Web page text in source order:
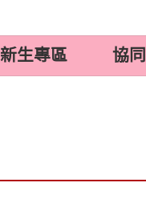
新生專區 協